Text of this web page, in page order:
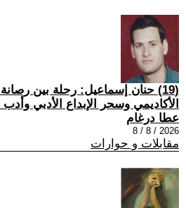
(19) حنان إسماعيل: رحلة بين
الأكاديمي وسحر الإبداع الأدبي وأدب
عطا درغام
2026 / 8 / 8
مقابلات و حوارات